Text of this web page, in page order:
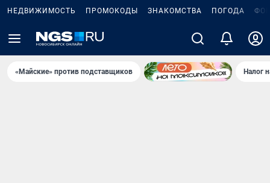
НЕДВИЖИМОСТЬ ПРОМОКОДЫ ЗНАКОМСТВА ПОГОДА
«Майские» против подставщиков Налог